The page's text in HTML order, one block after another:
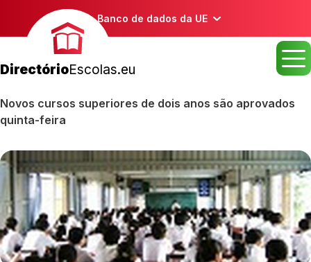
Banco de dados da UE
DirectórioEscolas.eu
Novos cursos superiores de dois anos são aprovados
quinta-feira